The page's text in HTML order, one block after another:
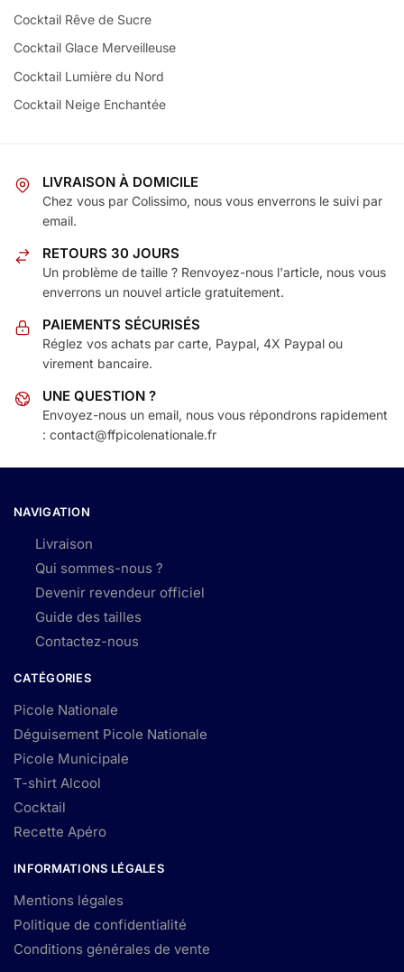
Cocktail Rêve de Sucre
Cocktail Glace Merveilleuse
Cocktail Lumière du Nord
Cocktail Neige Enchantée
LIVRAISON À DOMICILE
Chez vous par Colissimo, nous vous enverrons le suivi par
email.
RETOURS 30 JOURS
Un problème de taille ? Renvoyez-nous l'article, nous vous
enverrons un nouvel article gratuitement.
PAIEMENTS SÉCURISÉS
Réglez vos achats par carte, Paypal, 4X Paypal ou
virement bancaire.
UNE QUESTION ?
Envoyez-nous un email, nous vous répondrons rapidement
: contact@ffpicolenationale.fr
NAVIGATION
Livraison
Qui sommes-nous ?
Devenir revendeur officiel
Guide des tailles
Contactez-nous
CATÉGORIES
Picole Nationale
Déguisement Picole Nationale
Picole Municipale
T-shirt Alcool
Cocktail
Recette Apéro
INFORMATIONS LÉGALES
Mentions légales
Politique de confidentialité
Conditions générales de vente